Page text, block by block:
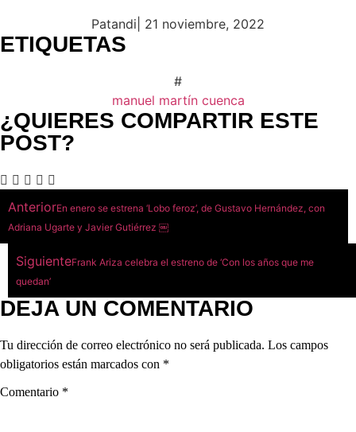
Patandi 21 noviembre, 2022
ETIQUETAS
#
manuel martín cuenca
¿QUIERES COMPARTIR ESTE
POST?
AnteriorEn enero se estrena ‘Lobo feroz’, de Gustavo Hernández, con
Adriana Ugarte y Javier Gutiérrez ￼
SiguienteFrank Ariza celebra el estreno de ‘Con los años que me
quedan’
DEJA UN COMENTARIO
Tu dirección de correo electrónico no será publicada. Los campos
obligatorios están marcados con *
Comentario *